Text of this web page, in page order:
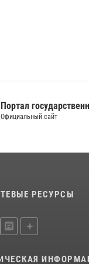
Портал
Официальный сайт
РЕСУРСЫ